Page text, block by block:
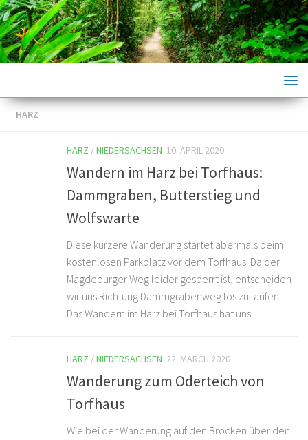
Skip to content
HARZ
HARZ /NIEDERSACHSEN 10. APRIL 2020
Wandern im Harz bei Torfhaus:
Dammgraben, Butterstieg und
Wolfswarte
Diese kürzere Wanderung startet abermals beim
kostenlosen Parkplatz vor dem Torfhaus. Da der
Magdeburger Weg leider gesperrt ist, entscheiden
wir uns Richtung Dammgrabenweg los zu laufen.
Das Wandern im Harz bei Torfhaus hat uns...
HARZ /NIEDERSACHSEN 22. MARCH 2020
Wanderung zum Oderteich von
Torfhaus
Wie bei der Wanderung auf den Brocken über den